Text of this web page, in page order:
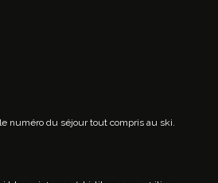
le numéro du séjour tout compris au ski.